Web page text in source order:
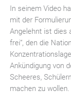
In seinem Video
mit der
Angelehnt ist dies
frei“, den die
Ankündigung von
Scheeres,
machen zu wollen.